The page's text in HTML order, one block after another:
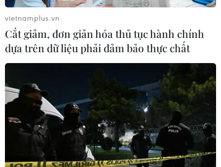
Tấn công bằng dao gần Bộ Nội vụ Anh,
một người nguy kịch
15/08/2019 13:32
Theo cảnh sát London, một nghi can nam giới đã bị bắt
giữ, đưa tới đồn cảnh sát để thẩm vấn và hiện tình
trạng sức khỏe của nạn nhân bị đâm dao đang nguy
vietnamplus.vn
Cắt giảm, đơn giản hóa thủ tục hành chính
dựa trên dữ liệu phải đảm bảo thực chất